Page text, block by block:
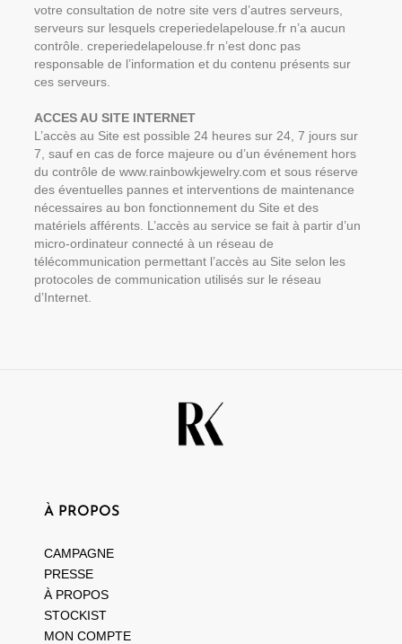
votre consultation de notre site vers d’autres serveurs,
serveurs sur lesquels creperiedelapelouse.fr n’a aucun
contrôle. creperiedelapelouse.fr n’est donc pas
responsable de l’information et du contenu présents sur
ces serveurs.
ACCES AU SITE INTERNET
L’accès au Site est possible 24 heures sur 24, 7 jours sur
7, sauf en cas de force majeure ou d’un événement hors
du contrôle de www.rainbowkjewelry.com et sous réserve
des éventuelles pannes et interventions de maintenance
nécessaires au bon fonctionnement du Site et des
matériels afférents. L’accès au service se fait à partir d’un
micro-ordinateur connecté à un réseau de
télécommunication permettant l’accès au Site selon les
protocoles de communication utilisés sur le réseau
d’Internet.
À PROPOS
CAMPAGNE
PRESSE
À PROPOS
STOCKIST
MON COMPTE